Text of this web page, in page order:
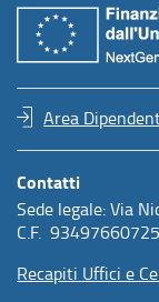
Area
Contatti
Sede legale: Via
C.F. 93497660725
Recapiti Uffici e